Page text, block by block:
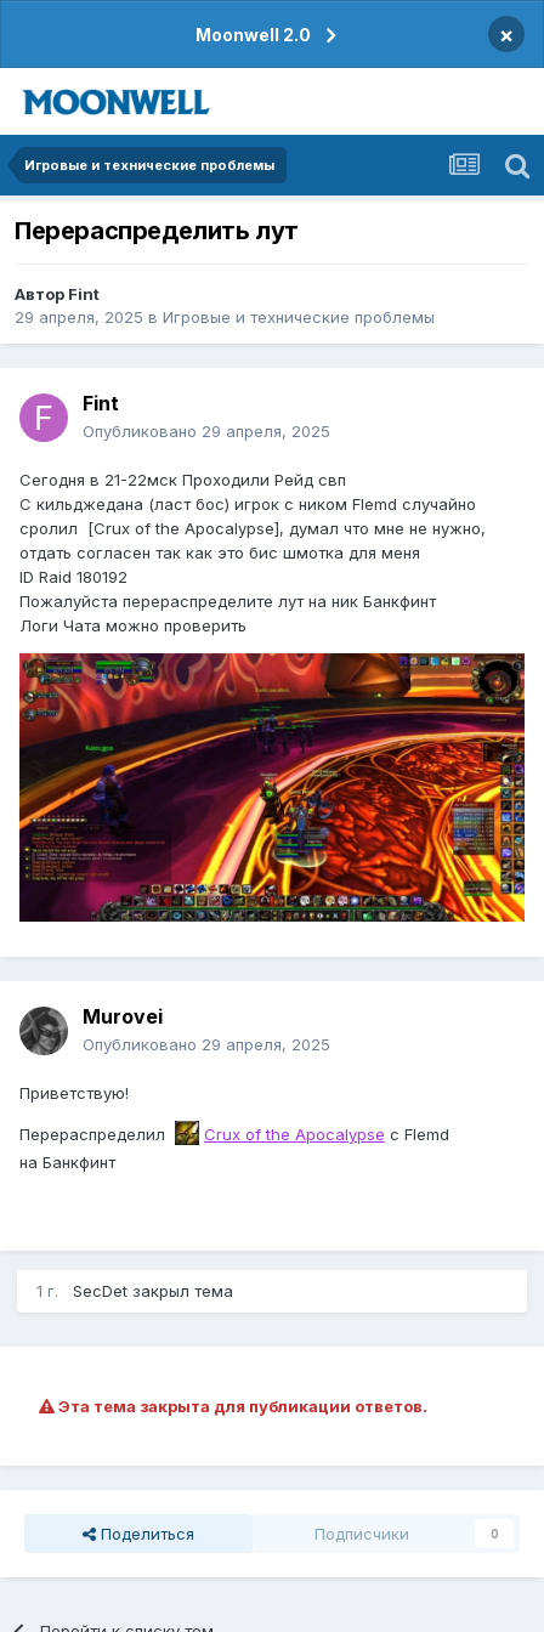
Moonwell 2.0 ×
Игровые и технические проблемы
Перераспределить лут
Автор Fint
29 апреля, 2025 в Игровые и технические проблемы
Fint
Опубликовано 29 апреля, 2025
Сегодня в 21-22мск Проходили Рейд свп
С кильджедана (ласт бос) игрок с ником Flemd случайно
сролил [Crux of the Apocalypse], думал что мне не нужно,
отдать согласен так как это бис шмотка для меня
ID Raid 180192
Пожалуйста перераспределите лут на ник Банкфинт
Логи Чата можно проверить
Murovei
Опубликовано 29 апреля, 2025
Приветствую!
Перераспределил Crux of the Apocalypse с Flemd
на Банкфинт
1 г. SecDet закрыл тема
Эта тема закрыта для публикации ответов.
Поделиться Подписчики 0